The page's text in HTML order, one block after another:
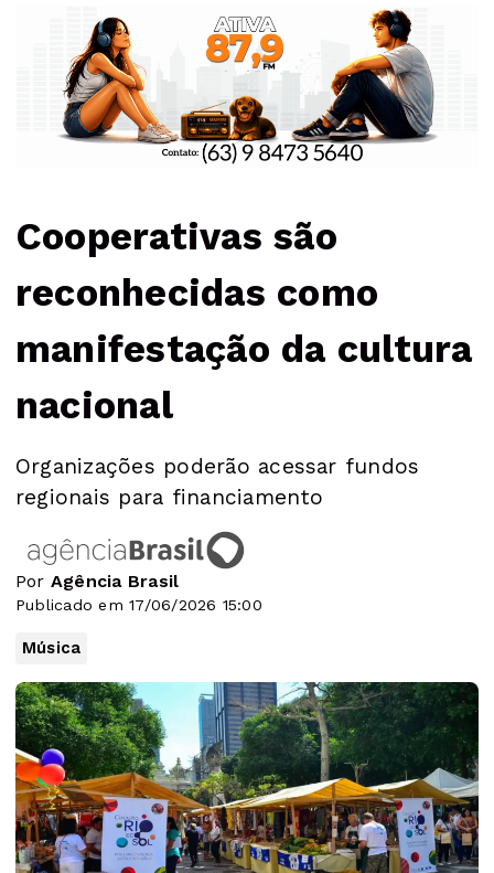
Cooperativas são
reconhecidas como
manifestação da cultura
nacional
Organizações poderão acessar fundos
regionais para financiamento
Por Agência Brasil
Publicado em 17/06/2026 15:00
Música